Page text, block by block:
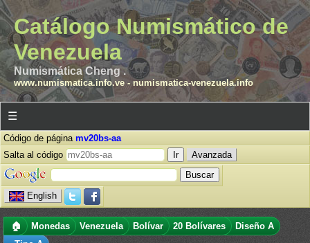
Catálogo Numismático de
Venezuela
Numismática Cheng .
www.numismatica.info.ve- numismatica-venezuela.info
☰
Código de página mv20bs-aa
Salta al código
Avanzada
English
🏠 Monedas Venezuela Bolívar 20 Bolívares
Diseño A